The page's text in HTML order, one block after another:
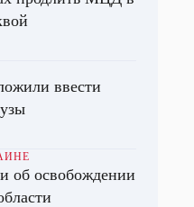
ввести
об освобождении